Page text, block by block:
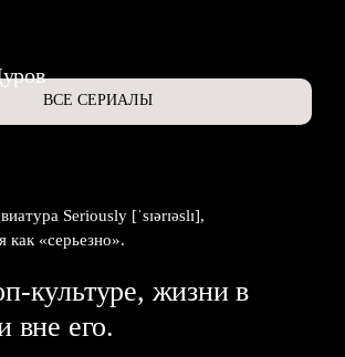
ВСЕ СЕРИАЛЫ
Seriously [ˈsɪərɪəslɪ],
как «серьезно».
культуре, жизни в
вне его.